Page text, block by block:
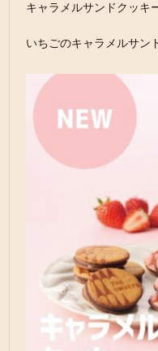
キャラメルサンドクッキ
いちごのキャラメルサン